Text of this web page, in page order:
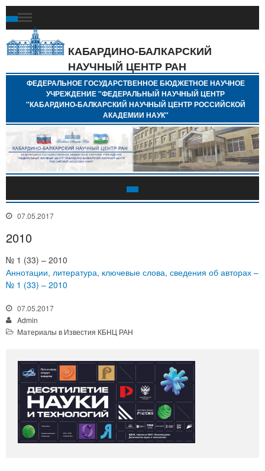
КАБАРДИНО-БАЛКАРСКИЙ
НАУЧНЫЙ ЦЕНТР РАН
ФЕДЕРАЛЬНОЕ ГОСУДАРСТВЕННОЕ БЮДЖЕТНОЕ НАУЧНОЕ
УЧРЕЖДЕНИЕ "ФЕДЕРАЛЬНЫЙ НАУЧНЫЙ ЦЕНТР
"КАБАРДИНО-БАЛКАРСКИЙ НАУЧНЫЙ ЦЕНТР РОССИЙСКОЙ
АКАДЕМИИ НАУК"
07.05.2017
2010
№ 1 (33) – 2010
Аннотации, литература, ключевые слова, сведения об авторах –
№ 1 (33) – 2010
07.05.2017
Admin
Материалы в Известия КБНЦ РАН